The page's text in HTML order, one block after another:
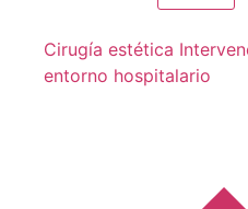
Cirugía estética
entorno hospitalario